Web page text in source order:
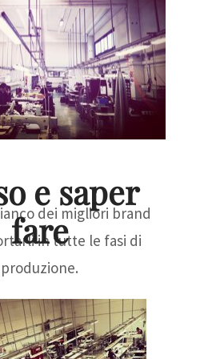
e saper
faredei migliori brand
in tutte le fasi di
produzione.